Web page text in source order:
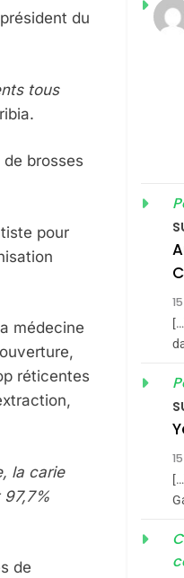
du
tous
brosses
pour
médecine
réticentes
la carie
de
3
4
L’antisémitisme
Par Thérèse